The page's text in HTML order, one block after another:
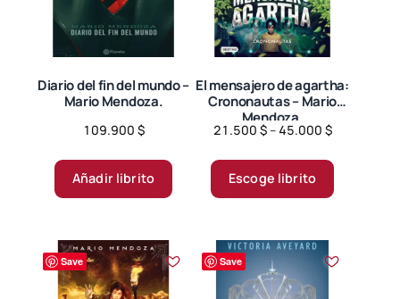
Diario del fin del mundo –
Mario Mendoza.
109.900 $
Añadir librito
El mensajero de agartha:
Crononautas – Mario
Mendoza.
21.500 $– 45.000 $Price
21.500 $
Escoge librito
tiene
Las
Save Save